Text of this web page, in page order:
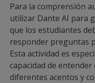
Para la comprensión
utilizar Dante AI para
que los estudiantes
responder preguntas
Esta actividad es
capacidad de
diferentes acentos y